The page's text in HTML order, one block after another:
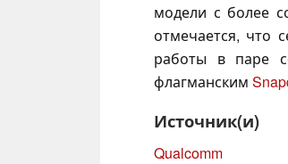
модели с более
отмечается, что
работы в паре
флагманским
Источник(и)
Qualcomm